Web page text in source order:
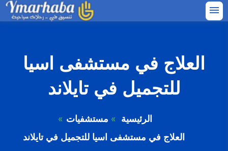
التجاوز
القائمة
مستشفيات
العلاج في مستشفى اسيا
للتجميل في تايلاند
الرئيسية
مستشفيات
العلاج في مستشفى اسيا للتجميل في تايلاند